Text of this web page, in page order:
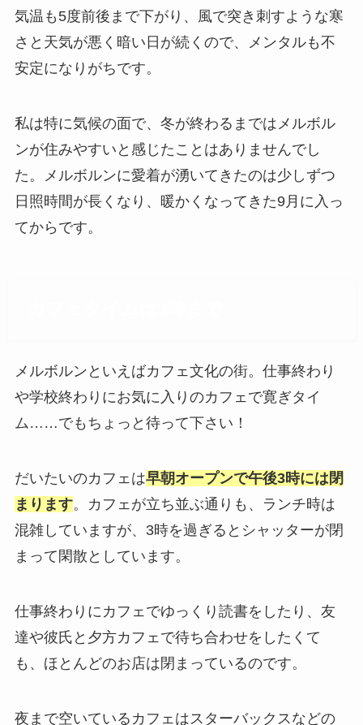
気温も5度前後まで下がり、風で突き刺すような寒
さと天気が悪く暗い日が続くので、メンタルも不
安定になりがちです。
私は特に気候の面で、冬が終わるまではメルボル
ンが住みやすいと感じたことはありませんでし
た。メルボルンに愛着が湧いてきたのは少しずつ
日照時間が長くなり、暖かくなってきた9月に入っ
てからです。
メルボルンといえばカフェ文化の街。仕事終わり
や学校終わりにお気に入りのカフェで寛ぎタイ
ム……でもちょっと待って下さい！
だいたいのカフェは早朝オープンで午後3時には閉
まります。カフェが立ち並ぶ通りも、ランチ時は
混雑していますが、3時を過ぎるとシャッターが閉
まって閑散としています。
仕事終わりにカフェでゆっくり読書をしたり、友
達や彼氏と夕方カフェで待ち合わせをしたくて
も、ほとんどのお店は閉まっているのです。
夜まで空いているカフェはスターバックスなどの